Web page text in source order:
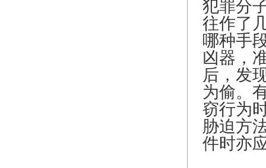
犯罪分
往作了
哪种手
凶器，
后，发
为偷。
窃行为
胁迫方
件时亦